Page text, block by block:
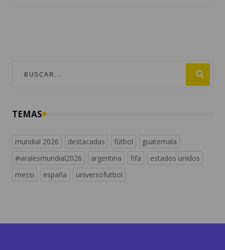
TEMAS
mundial 2026 destacadas fútbol
guatemala
#viralesmundial2026
argentina fifa
estados unidos
messi
españa universofutbol